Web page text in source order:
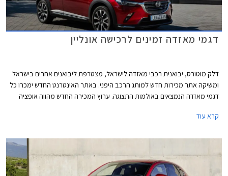
דגמי מאזדה זמינים לרכישה אונליין
דלק מוטורס, יבואנית רכבי מאזדה לישראל, מצטרפת ליבואנים אחרים בישראל
ומשיקה אתר מכירות חדש למותג הרכב היפני. באתר האינטרנט החדש ימכרו כל
דגמי מאזדה הנמצאים באולמות התצוגה. ערוץ המכירה החדש מהווה אופציה
הלקוחות אשר יבחרו ברכישה דרך האתר יהנו מתהליך מכירה מהיר ופשוט,
קרא עוד